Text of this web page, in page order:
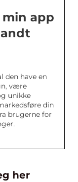
min app
den have en
være
unikke
din
brugerne for
her